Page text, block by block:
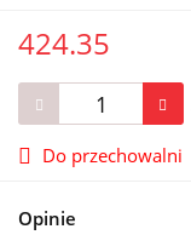
424.35
Do przechowalni
Opinie